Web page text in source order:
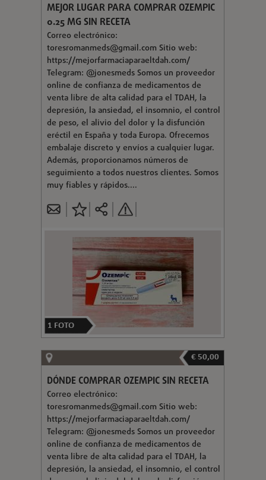
MEJOR LUGAR PARA COMPRAR OZEMPIC
0.25 MG SIN RECETA
Correo electrónico:
toresromanmeds@gmail.com Sitio web:
https://mejorfarmaciaparaeltdah.com/
Telegram: @jonesmeds Somos un proveedor
online de confianza de medicamentos de
venta libre de alta calidad para el TDAH, la
depresión, la ansiedad, el insomnio, el control
de peso, el alivio del dolor y la disfunción
eréctil en España y toda Europa. Ofrecemos
embalaje discreto y envíos a cualquier lugar.
Además, proporcionamos números de
seguimiento a todos nuestros clientes. Somos
muy fiables y rápidos....
1 FOTO
€ 50,00
DÓNDE COMPRAR OZEMPIC SIN RECETA
Correo electrónico:
toresromanmeds@gmail.com Sitio web:
https://mejorfarmaciaparaeltdah.com/
Telegram: @jonesmeds Somos un proveedor
online de confianza de medicamentos de
venta libre de alta calidad para el TDAH, la
depresión, la ansiedad, el insomnio, el control